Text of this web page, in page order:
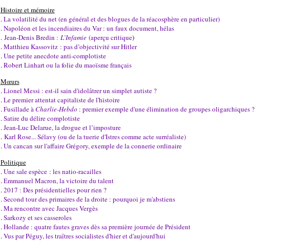
Histoire et mémoire
.La volatilité du net (en général et des blogues de la réacosphère en particulier)
.Napoléon et les incendiaires du Var : un faux document, hélas
. Jean-Denis Bredin : L’Infamie(aperçu critique)
.Matthieu Kassovitz : pas d’objectivité sur Hitler
.Une petite anecdote anti-complotiste
.Robert Linhart ou la folie du maoïsme français
Mœurs
.Lionel Messi : est-il sain d'idolâtrer un simplet autiste ?
.Le premier attentat capitaliste de l'histoire
.Fusillade àCharlie-Hebdo : premier exemple d'une élimination de groupes oligarchiques ?
.Satire du délire complotiste
.Jean-Luc Delarue, la drogue et l’imposture
. Karl Rose... Sélavy (ou de la tuerie d'Istres comme acte surréaliste)
.Un cancan sur l'affaire Grégory, exemple de la connerie ordinaire
Politique
.Une sale espèce : les natio-racailles
.Emmanuel Macron, la victoire du talent
.2017 : Des présidentielles pour rien ?
.Second tour des primaires de la droite : pourquoi je m'abstiens
.Ma rencontre avec Jacques Vergès
.Sarkozy et ses casseroles
.Hollande : quatre fautes graves dès sa première journée de Président
.Vus par Péguy, les traîtres socialistes d'hier et d'aujourd'hui